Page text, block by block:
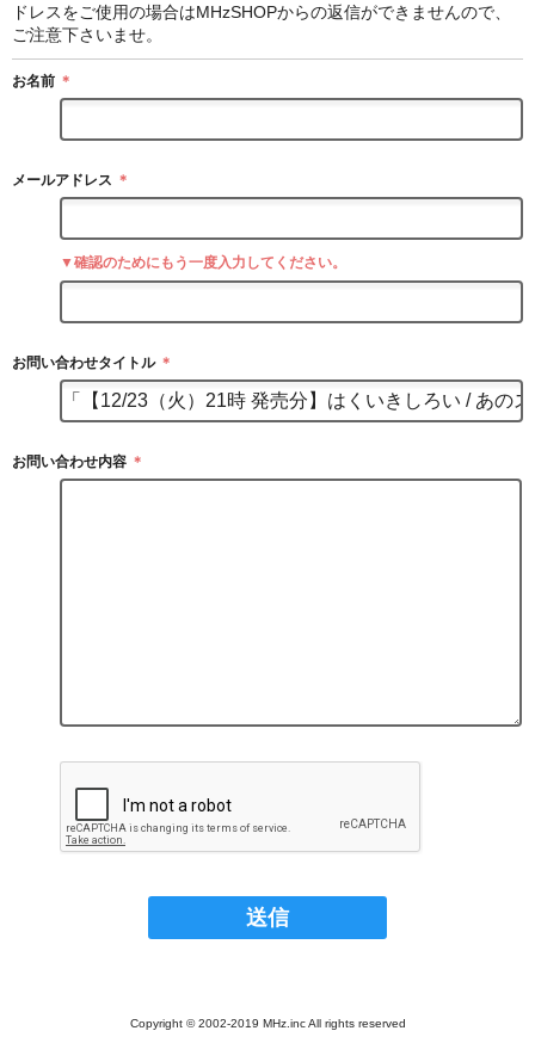
ドレスをご使用の場合はMHzSHOPからの返信ができませんので、
ご注意下さいませ。
お名前 ＊
メールアドレス ＊
▼確認のためにもう一度入力してください。
お問い合わせタイトル ＊
お問い合わせ内容 ＊
Copyright © 2002-2019 MHz.inc All rights reserved